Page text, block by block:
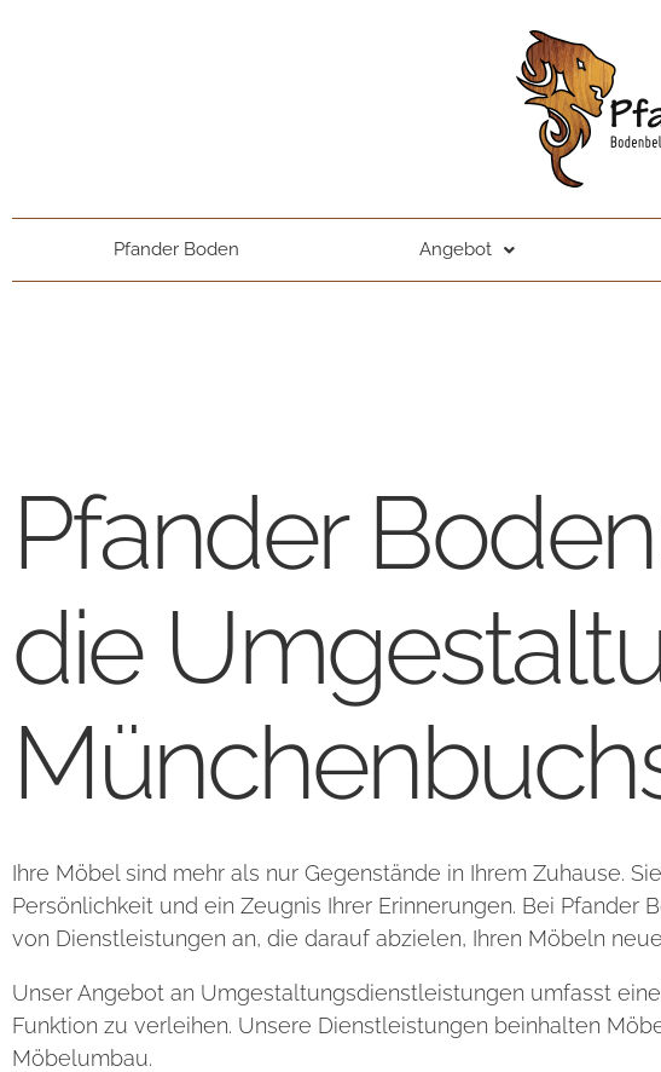
Pfander Boden Angebot
Pfander
die
Ihre Möbel sind mehr als nur Gegenstände in Ihrem Zuhause.
Persönlichkeit und ein Zeugnis Ihrer Erinnerungen. Bei
von Dienstleistungen an, die darauf abzielen, Ihren Möbeln
Unser Angebot an Umgestaltungsdienstleistungen umfasst
Funktion zu verleihen. Unsere Dienstleistungen beinhalten
Möbelumbau.